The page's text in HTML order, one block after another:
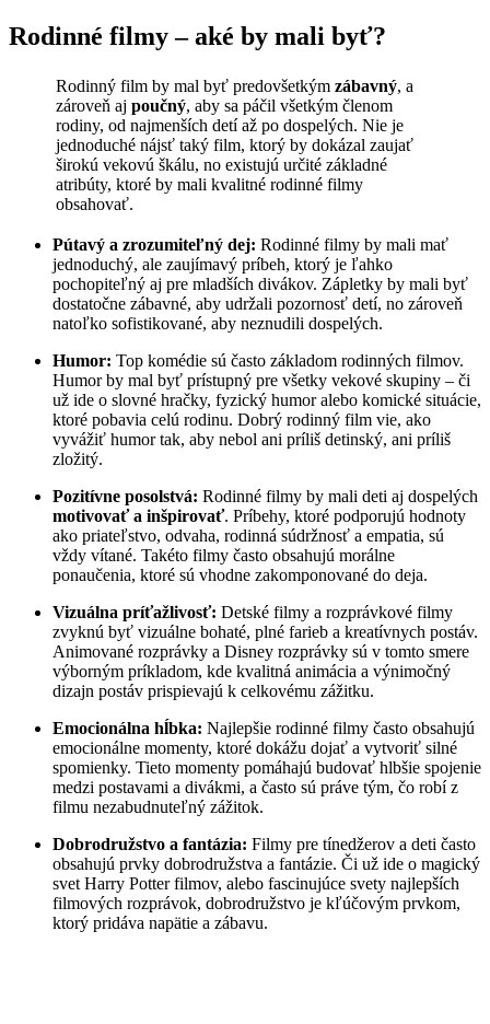
Rodinné filmy – aké by mali byť?
Rodinný film by mal byť predovšetkým zábavný, a
zároveň aj poučný, aby sa páčil všetkým členom
rodiny, od najmenších detí až po dospelých. Nie je
jednoduché nájsť taký film, ktorý by dokázal zaujať
širokú vekovú škálu, no existujú určité základné
atribúty, ktoré by mali kvalitné rodinné filmy
obsahovať.
Pútavý a zrozumiteľný dej: Rodinné filmy by mali mať
jednoduchý, ale zaujímavý príbeh, ktorý je ľahko
pochopiteľný aj pre mladších divákov. Zápletky by mali byť
dostatočne zábavné, aby udržali pozornosť detí, no zároveň
natoľko sofistikované, aby neznudili dospelých.
Humor: Top komédie sú často základom rodinných filmov.
Humor by mal byť prístupný pre všetky vekové skupiny – či
už ide o slovné hračky, fyzický humor alebo komické situácie,
ktoré pobavia celú rodinu. Dobrý rodinný film vie, ako
vyvážiť humor tak, aby nebol ani príliš detinský, ani príliš
zložitý.
Pozitívne posolstvá: Rodinné filmy by mali deti aj dospelých
motivovať a inšpirovať. Príbehy, ktoré podporujú hodnoty
ako priateľstvo, odvaha, rodinná súdržnosť a empatia, sú
vždy vítané. Takéto filmy často obsahujú morálne
ponaučenia, ktoré sú vhodne zakomponované do deja.
Vizuálna príťažlivosť: Detské filmy a rozprávkové filmy
zvyknú byť vizuálne bohaté, plné farieb a kreatívnych postáv.
Animované rozprávky a Disney rozprávky sú v tomto smere
výborným príkladom, kde kvalitná animácia a výnimočný
dizajn postáv prispievajú k celkovému zážitku.
Emocionálna hĺbka: Najlepšie rodinné filmy často obsahujú
emocionálne momenty, ktoré dokážu dojať a vytvoriť silné
spomienky. Tieto momenty pomáhajú budovať hlbšie spojenie
medzi postavami a divákmi, a často sú práve tým, čo robí z
filmu nezabudnuteľný zážitok.
Dobrodružstvo a fantázia: Filmy pre tínedžerov a deti často
obsahujú prvky dobrodružstva a fantázie. Či už ide o magický
svet Harry Potter filmov, alebo fascinujúce svety najlepších
filmových rozprávok, dobrodružstvo je kľúčovým prvkom,
ktorý pridáva napätie a zábavu.